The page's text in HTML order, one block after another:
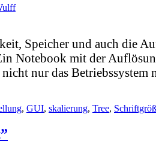
Speicher und auch die
Notebook mit der
nur das
, GUI, skalierung, Tree,